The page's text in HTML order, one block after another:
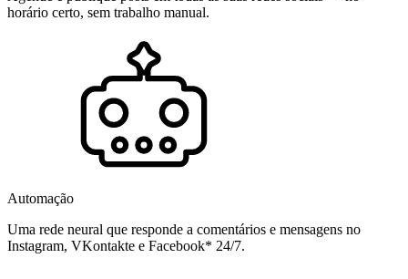
horário certo, sem trabalho manual.
Automação
Uma rede neural que responde a comentários e mensagens no
Instagram, VKontakte e Facebook* 24/7.